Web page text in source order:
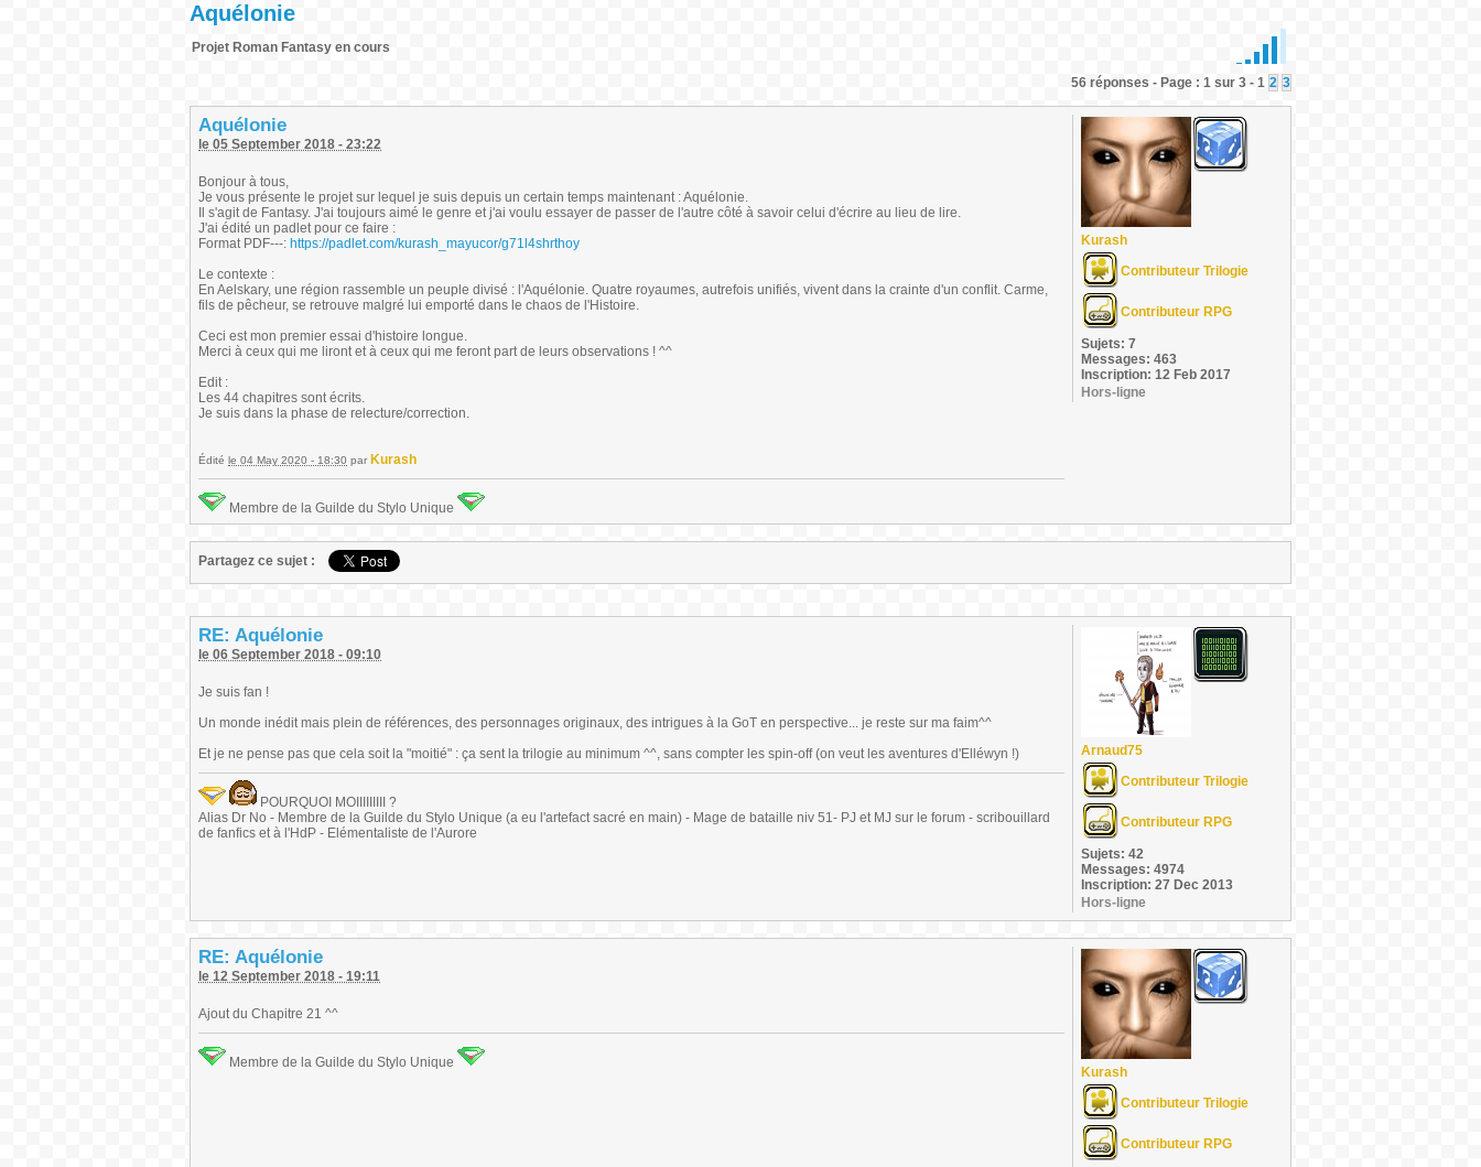
Aquélonie
Projet Roman Fantasy en cours
56 réponses - Page : 1 sur 3 - 1 2 3
Aquélonie
le 05 September 2018 - 23:22
Bonjour à tous,
Je vous présente le projet sur lequel je suis depuis un certain temps maintenant : Aquélonie.
Il s'agit de Fantasy. J'ai toujours aimé le genre et j'ai voulu essayer de passer de l'autre côté à savoir celui d'écrire au lieu de lire.
J'ai édité un padlet pour ce faire :
Format PDF---: https://padlet.com/kurash_mayucor/g71l4shrthoy
Le contexte :
En Aelskary, une région rassemble un peuple divisé : l'Aquélonie. Quatre royaumes, autrefois unifiés, vivent dans la crainte d'un conflit. Carme,
fils de pêcheur, se retrouve malgré lui emporté dans le chaos de l'Histoire.
Ceci est mon premier essai d'histoire longue.
Merci à ceux qui me liront et à ceux qui me feront part de leurs observations ! ^^
Edit :
Les 44 chapitres sont écrits.
Je suis dans la phase de relecture/correction.
Édité le 04 May 2020 - 18:30 par Kurash
Membre de la Guilde du Stylo Unique
Kurash
Contributeur Trilogie
Contributeur RPG
Sujets: 7
Messages: 463
Inscription: 12 Feb 2017
Hors-ligne
Partagez ce sujet :
RE: Aquélonie
le 06 September 2018 - 09:10
Je suis fan !
Un monde inédit mais plein de références, des personnages originaux, des intrigues à la GoT en perspective... je reste sur ma faim^^
Et je ne pense pas que cela soit la "moitié" : ça sent la trilogie au minimum ^^, sans compter les spin-off (on veut les aventures d'Elléwyn !)
POURQUOI MOIIIIIIIII ?
Alias Dr No - Membre de la Guilde du Stylo Unique (a eu l'artefact sacré en main) - Mage de bataille niv 51- PJ et MJ sur le forum - scribouillard
de fanfics et à l'HdP - Elémentaliste de l'Aurore
Arnaud75
Contributeur Trilogie
Contributeur RPG
Sujets: 42
Messages: 4974
Inscription: 27 Dec 2013
Hors-ligne
RE: Aquélonie
le 12 September 2018 - 19:11
Ajout du Chapitre 21 ^^
Membre de la Guilde du Stylo Unique
Kurash
Contributeur Trilogie
Contributeur RPG